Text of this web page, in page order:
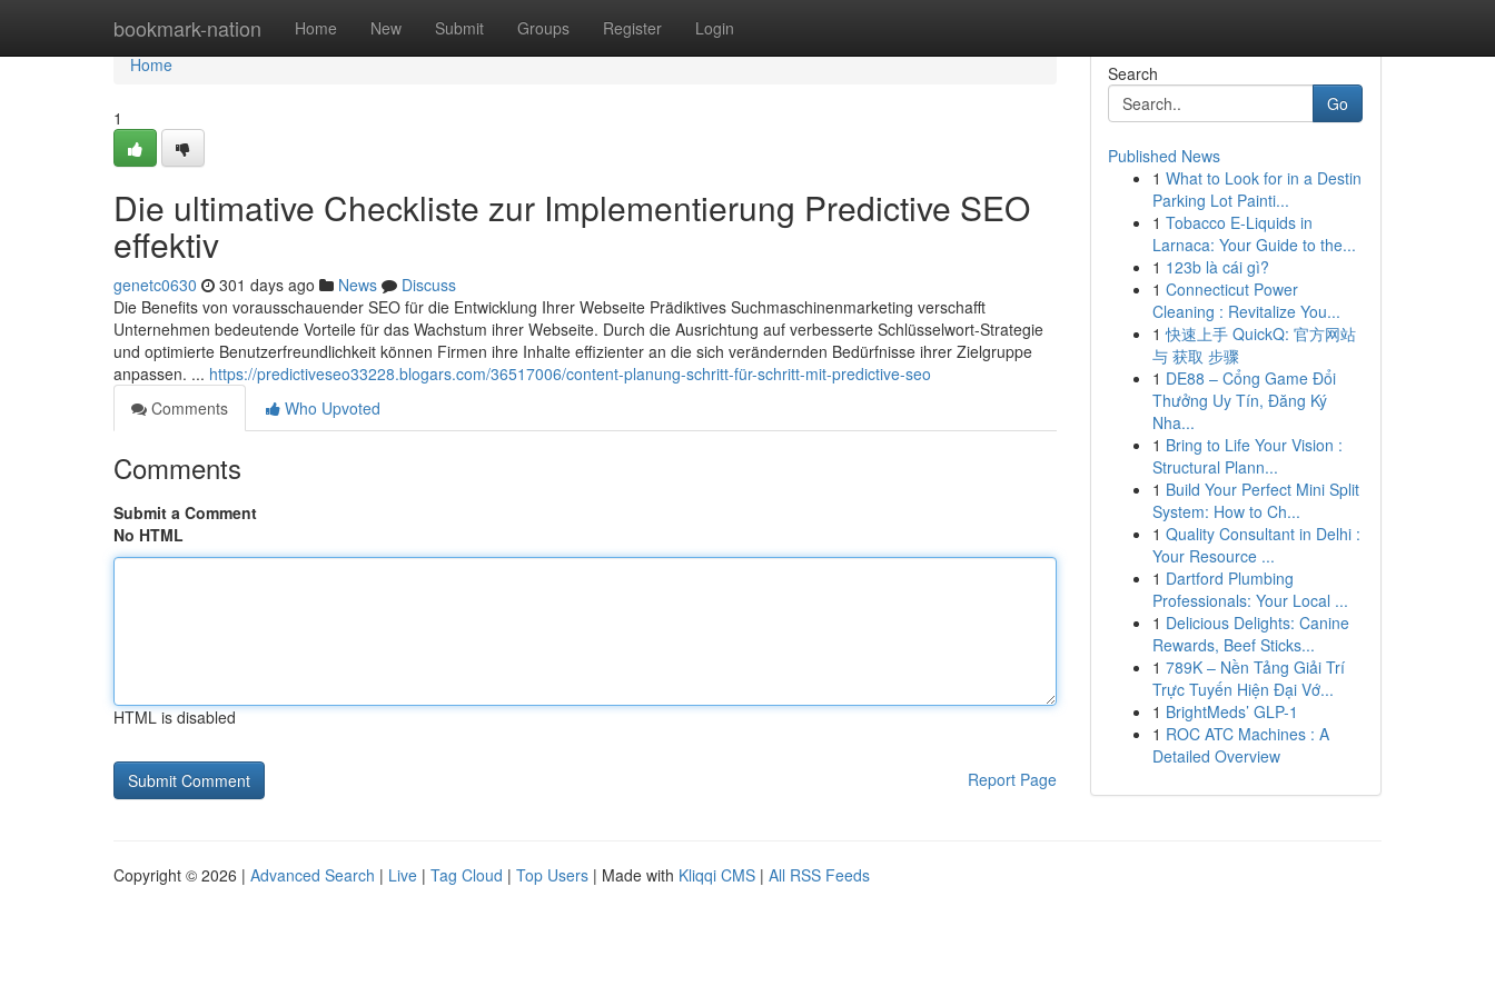
bookmark-nation Home New Submit Groups Register Login
Home
Home
1
Die ultimative Checkliste zur Implementierung Predictive SEO
effektiv
genetc0630 301 days ago News
Discuss
Die Benefits von vorausschauender SEO für die Entwicklung Ihrer Webseite Prädiktives Suchmaschinenmarketing verschafft
Unternehmen bedeutende Vorteile für das Wachstum ihrer Webseite. Durch die Ausrichtung auf verbesserte Schlüsselwort-Strategie
und optimierte Benutzerfreundlichkeit können Firmen ihre Inhalte effizienter an die sich verändernden Bedürfnisse ihrer Zielgruppe
anpassen. ... https://predictiveseo33228.blogars.com/36517006/content-planung-schritt-für-schritt-mit-predictive-seo
Comments
Who Upvoted
Comments
Submit a Comment
No HTML
HTML is disabled
Report Page
Search
Go
Published News
1 What to Look for in a Destin
Parking Lot Painti...
1 Tobacco E-Liquids in
Larnaca: Your Guide to the...
1 123b là cái gì?
1 Connecticut Power
Cleaning : Revitalize You...
1 快速上手 QuickQ: 官方网站
与 获取 步骤
1 DE88 – Cổng Game Đổi
Thưởng Uy Tín, Đăng Ký
Nha...
1 Bring to Life Your Vision :
Structural Plann...
1 Build Your Perfect Mini Split
System: How to Ch...
1 Quality Consultant in Delhi :
Your Resource ...
1 Dartford Plumbing
Professionals: Your Local ...
1 Delicious Delights: Canine
Rewards, Beef Sticks...
1 789K – Nền Tảng Giải Trí
Trực Tuyến Hiện Đại Vớ...
1 BrightMeds’ GLP-1
1 ROC ATC Machines : A
Detailed Overview
Copyright © 2026 | Advanced Search | Live | Tag Cloud | Top Users | Made with Kliqqi CMS | All RSS Feeds